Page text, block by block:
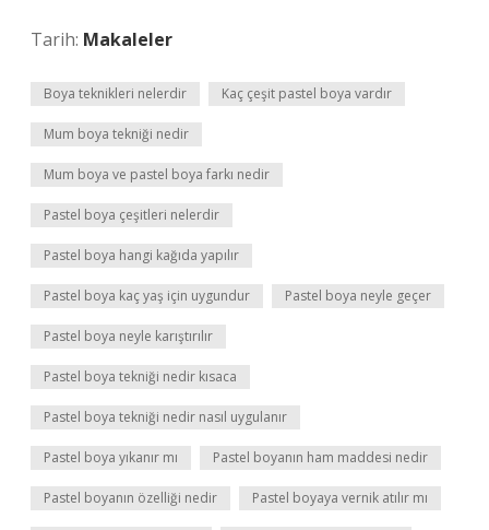
Tarih: Makaleler
Boya teknikleri nelerdir Kaç çeşit pastel boya vardır
Mum boya tekniği nedir
Mum boya ve pastel boya farkı nedir
Pastel boya çeşitleri nelerdir
Pastel boya hangi kağıda yapılır
Pastel boya kaç yaş için uygundur Pastel boya neyle geçer
Pastel boya neyle karıştırılır
Pastel boya tekniği nedir kısaca
Pastel boya tekniği nedir nasıl uygulanır
Pastel boya yıkanır mı Pastel boyanın ham maddesi nedir
Pastel boyanın özelliği nedir Pastel boyaya vernik atılır mı